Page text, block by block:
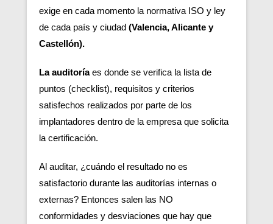
exige en cada momento la normativa ISO y ley
de cada país y ciudad (Valencia, Alicante y
Castellón).
La auditoríaes donde se verifica la lista de
puntos (checklist), requisitos y criterios
satisfechos realizados por parte de los
implantadores dentro de la empresa que solicita
la certificación.
Al auditar, ¿cuándo el resultado no es
satisfactorio durante las auditorías internas o
externas? Entonces salen las NO
conformidades y desviaciones que hay que